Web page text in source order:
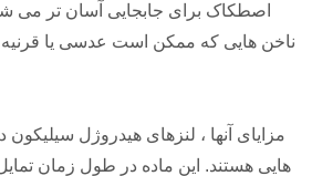
اصطکاک برای جابجایی آسان تر می
ناخن هایی که ممکن است عدسی یا
هایی هستند. این ماده در طول زمان